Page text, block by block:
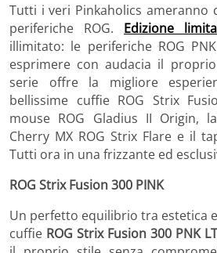
Tutti i veri Pinkaholics ameranno
periferiche ROG. Edizione
illimitato: le periferiche ROG
esprimere con audacia il
serie offre la migliore
bellissime cuffie ROG Strix
mouse ROG Gladius II Origin,
Cherry MX ROG Strix Flare e il
Tutti ora in una frizzante ed
ROG Strix Fusion 300 PINK
Un perfetto equilibrio tra estetica
cuffie ROG Strix Fusion 300 PNK